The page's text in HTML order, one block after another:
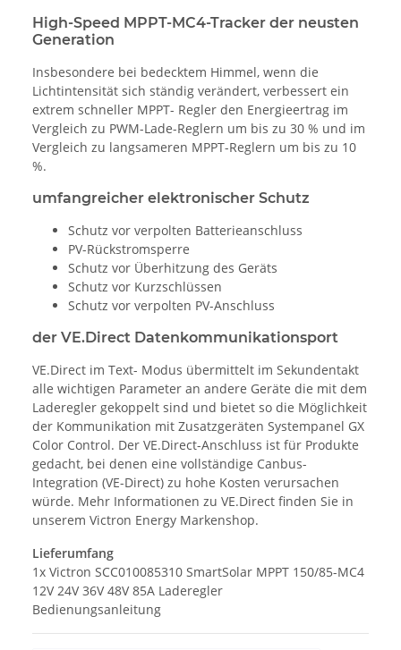
High-Speed MPPT-MC4-Tracker der neusten
Generation
Insbesondere bei bedecktem Himmel, wenn die
Lichtintensität sich ständig verändert, verbessert ein
extrem schneller MPPT- Regler den Energieertrag im
Vergleich zu PWM-Lade-Reglern um bis zu 30 % und im
Vergleich zu langsameren MPPT-Reglern um bis zu 10
%.
umfangreicher elektronischer Schutz
Schutz vor verpolten Batterieanschluss
PV-Rückstromsperre
Schutz vor Überhitzung des Geräts
Schutz vor Kurzschlüssen
Schutz vor verpolten PV-Anschluss
der VE.Direct Datenkommunikationsport
VE.Direct im Text- Modus übermittelt im Sekundentakt
alle wichtigen Parameter an andere Geräte die mit dem
Laderegler gekoppelt sind und bietet so die Möglichkeit
der Kommunikation mit Zusatzgeräten Systempanel GX
Color Control. Der VE.Direct-Anschluss ist für Produkte
gedacht, bei denen eine vollständige Canbus-
Integration (VE-Direct) zu hohe Kosten verursachen
würde. Mehr Informationen zu VE.Direct finden Sie in
unserem Victron Energy Markenshop.
Lieferumfang
1x Victron SCC010085310 SmartSolar MPPT 150/85-MC4
12V 24V 36V 48V 85A Laderegler
Bedienungsanleitung